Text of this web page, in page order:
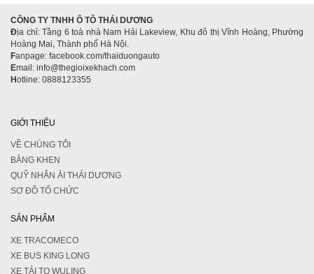
CÔNG TY TNHH Ô TÔ THÁI DƯƠNG
Địa chỉ: Tầng 6 toà nhà Nam Hải Lakeview, Khu đô thị Vĩnh Hoàng, Phường
Hoàng Mai, Thành phố Hà Nội.
Fanpage: facebook.com/thaiduongauto
Email: info@thegioixekhach.com
H otline: 0888123355
GIỚI THIỆU
VỀ CHÚNG TÔI
BẰNG KHEN
QUỸ NHÂN ÁI THÁI DƯƠNG
SƠ ĐỒ TỔ CHỨC
SẢN PHẨM
XE TRACOMECO
XE BUS KING LONG
XE TẢI TQ WULING